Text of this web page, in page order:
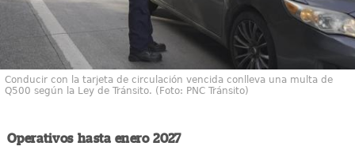
Conducir con la tarjeta de circulación vencida conlleva una multa de
Q500 según la Ley de Tránsito. (Foto: PNC Tránsito)
Operativos hasta enero 2027